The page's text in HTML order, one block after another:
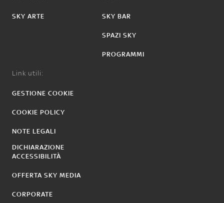
SKY ARTE SKY BAR
SPAZI SKY
PROGRAMMI
Link utili:
GESTIONE COOKIE
COOKIE POLICY
NOTE LEGALI
DICHIARAZIONE
ACCESSIBILITÀ
OFFERTA SKY MEDIA
CORPORATE